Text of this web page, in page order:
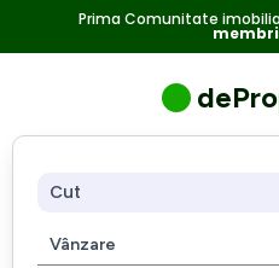
Duplex
vanzare
Cut
direct
proprietar
cumpără
Prima Comunitate
Vânzare